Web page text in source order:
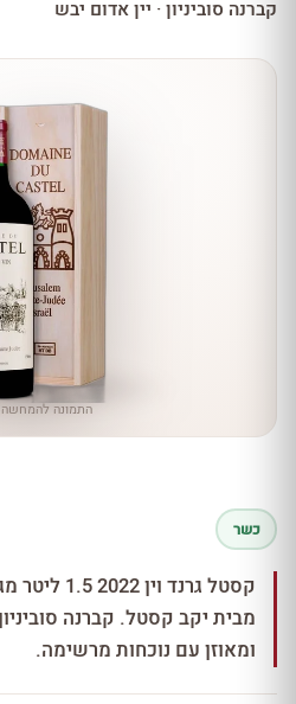
קברנה סוביניון · יין אדום יבש
התמונה
כשר
קסטל גרנד
מבית יקב קסטל. קברנה
ומאוזן עם נוכחות מרשימה.